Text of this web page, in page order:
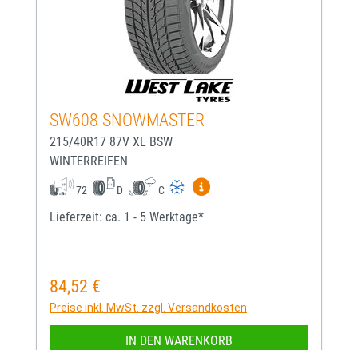
SW608 SNOWMASTER
215/40R17 87V XL BSW
WINTERREIFEN
72 D C
Mehr Informationen zum
Lieferzeit: ca. 1 - 5 Werktage*
Regulärer Preis:
84,52 €
Preise inkl. MwSt. zzgl. Versandkosten
IN DEN WARENKORB